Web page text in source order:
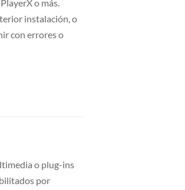
o más.
instalación, o
con errores o
o plug-ins
por